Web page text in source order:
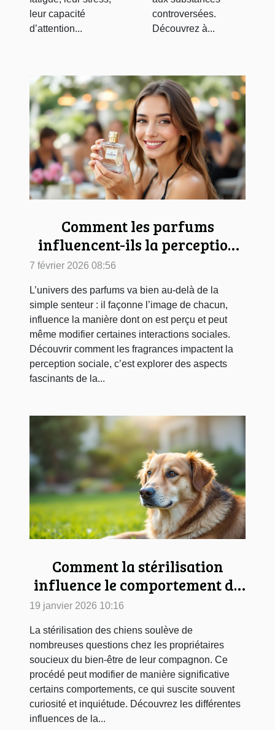
leur capacité
d’attention...
controversées.
Découvrez à...
Comment les parfums
influencent-ils la perception
sociale ?
7 février 2026 08:56
L’univers des parfums va bien au-delà de la
simple senteur : il façonne l’image de chacun,
influence la manière dont on est perçu et peut
même modifier certaines interactions sociales.
Découvrir comment les fragrances impactent la
perception sociale, c’est explorer des aspects
fascinants de la...
Comment la stérilisation
influence le comportement de
votre chien ?
19 janvier 2026 10:16
La stérilisation des chiens soulève de
nombreuses questions chez les propriétaires
soucieux du bien-être de leur compagnon. Ce
procédé peut modifier de manière significative
certains comportements, ce qui suscite souvent
curiosité et inquiétude. Découvrez les différentes
influences de la...